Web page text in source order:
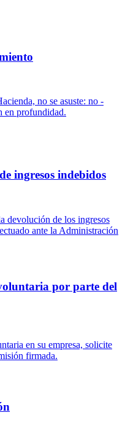
no se asuste: no­
en profundidad.
ingresos indebidos
devolución de los ingresos
ante la Administración
por parte del
en su empresa, solicite
firmada.